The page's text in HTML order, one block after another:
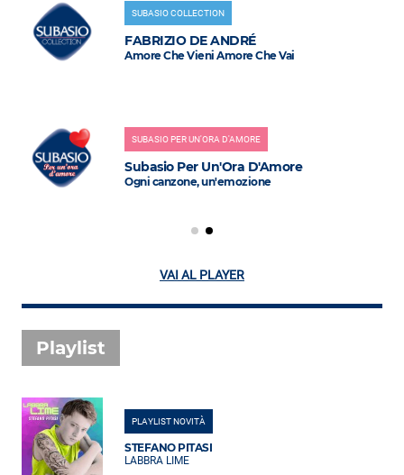
SUBASIO COLLECTION
FABRIZIO DE ANDRÉ
Amore Che Vieni Amore Che Vai
SUBASIO PER UN'ORA D'AMORE
Subasio Per Un'Ora D'Amore
Ogni canzone, un'emozione
VAI AL PLAYER
Playlist
PLAYLIST NOVITÀ
STEFANO PITASI
LABBRA LIME